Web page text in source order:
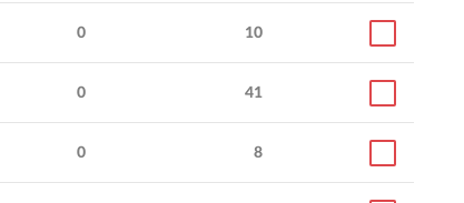
0 10
0 41
0 8